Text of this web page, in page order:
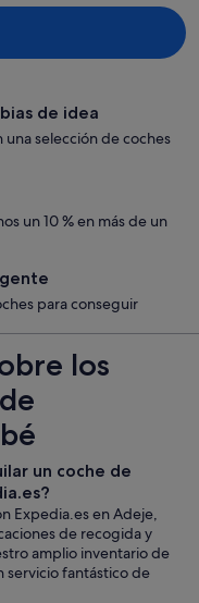
de idea
una selección de coches
un 10 % en más de un
para conseguir
los
un coche de
Expedia.es en Adeje,
de recogida y
amplio inventario de
servicio fantástico de